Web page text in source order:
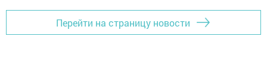
Перейти на страницу новости